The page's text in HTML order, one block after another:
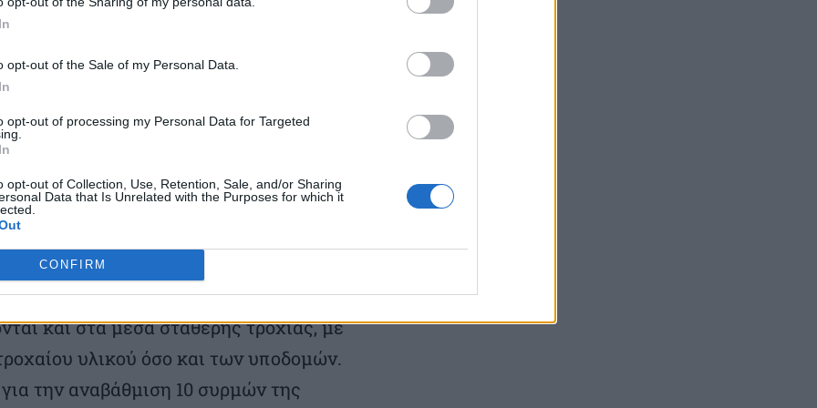
opt-out of the Sale of my Personal Data.
opt-out of processing my Personal Data for Targeted
opt-out of Collection, Use, Retention, Sale, and/or Sharing
Data that Is Unrelated with the Purposes for which it
CONFIRM
ΟΑΣΘ εκσυγχρονίζεται και
νέων ηλεκτρικών λεωφορείων, τα
τις αστικές γραμμές, που
μεταφορικές ανάγκες, χαμηλότερα
σε ΙΧ, όπως η Δυτική Αττική και η
των νέων λεωφορείων, αναμένεται
στις στάσεις και θα αυξηθεί η
θα μειωθεί το λειτουργικό κόστος
κατά 35 εκατ. ευρώ.
και στα μέσα σταθερής τροχιάς, με
υλικού όσο και των υποδομών.
την αναβάθμιση 10 συρμών της